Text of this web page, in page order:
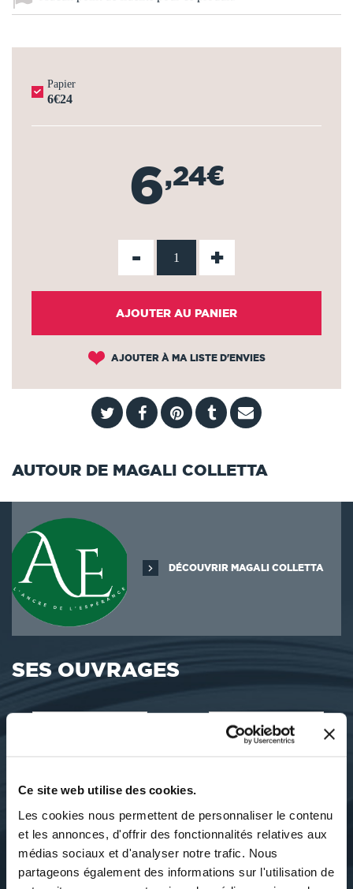
Ce site web utilise des cookies.
Les cookies nous permettent de personnaliser le contenu
et les annonces, d'offrir des fonctionnalités relatives aux
médias sociaux et d'analyser notre trafic. Nous
partageons également des informations sur l'utilisation de
Papier
6€24
6,24€
- +
AJOUTER AU PANIER
AJOUTER À MA LISTE D'ENVIES
AUTOUR DE MAGALI COLLETTA
DÉCOUVRIR MAGALI COLLETTA
SES OUVRAGES